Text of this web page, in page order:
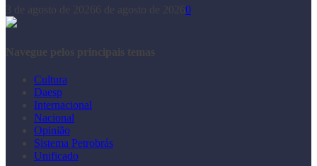
0
Navegue pelos principais temas
Cultura
Daesp
Internacional
Nacional
Opinião
Sistema Petrobrás
Unificado